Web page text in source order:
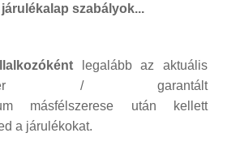
szabályok...
legalább az aktuális
/ garantált
másfélszerese után kellett
a járulékokat.